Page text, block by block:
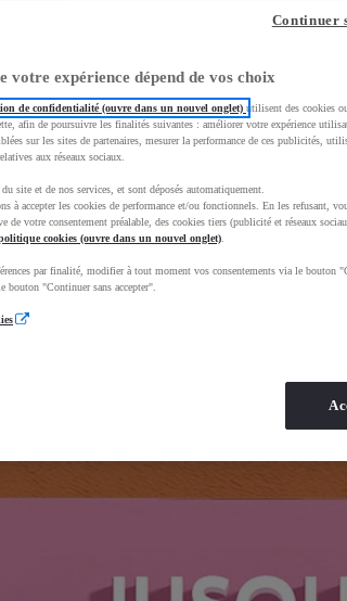
Dans quelle
votre expérience dépend de vos choix
de confidentialité (ouvre dans un nouvel onglet) utilisent des cookies
afin de poursuivre les finalités suivantes : améliorer votre expérience
sur les sites de partenaires, mesurer la performance de ces publicités,
aux réseaux sociaux.
site et de nos services, et sont déposés automatiquement.
à accepter les cookies de performance et/ou fonctionnels. En les refusant,
de votre consentement préalable, des cookies tiers (publicité et réseaux
cookies (ouvre dans un nouvel onglet)
par finalité, modifier à tout moment vos consentements via le bouton
bouton "Continuer sans accepter".
Continuer